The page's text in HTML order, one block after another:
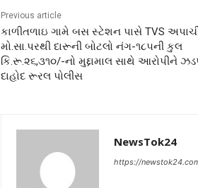
Previous article
કાળીતળાઇ ગામે બસ સ્ટેશન પાસે TVS
મો.સા.પરથી દારૂની બોટલો નંગ-૧૮૫ની કુલ
કિ.રૂ.૨૬,૩૧૦/-નો મુદ્દામાલ સાથે આરોપીને
દાહોદ રૂરલ પોલીસ
NewsTok24
https://